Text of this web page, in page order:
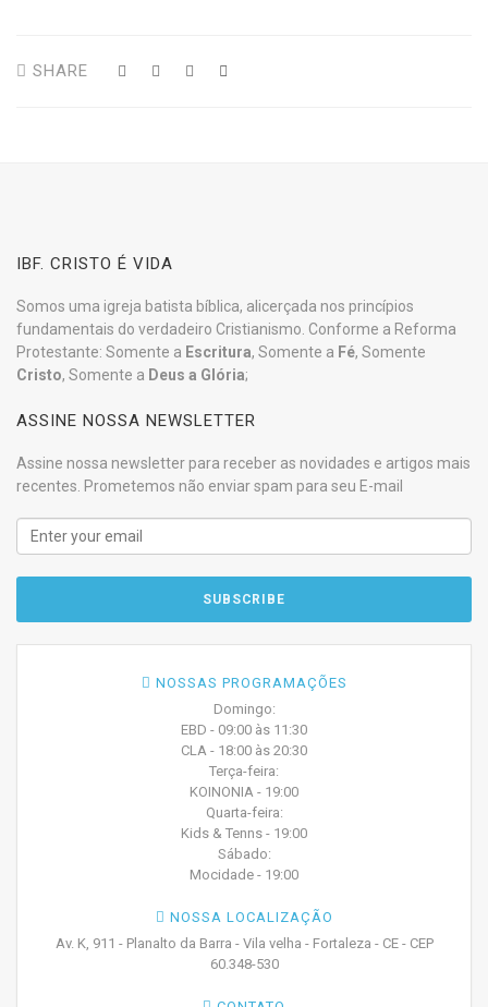
SHARE
IBF. CRISTO É VIDA
Somos uma igreja batista bíblica, alicerçada nos princípios
fundamentais do verdadeiro Cristianismo. Conforme a Reforma
Protestante: Somente a Escritura, Somente a Fé, Somente
Cristo, Somente a Deus a Glória;
ASSINE NOSSA NEWSLETTER
Assine nossa newsletter para receber as novidades e artigos mais
recentes. Prometemos não enviar spam para seu E-mail
NOSSAS PROGRAMAÇÕES
Domingo:
EBD - 09:00 às 11:30
CLA - 18:00 às 20:30
Terça-feira:
KOINONIA - 19:00
Quarta-feira:
Kids & Tenns - 19:00
Sábado:
Mocidade - 19:00
NOSSA LOCALIZAÇÃO
Av. K, 911 - Planalto da Barra - Vila velha - Fortaleza - CE - CEP
60.348-530